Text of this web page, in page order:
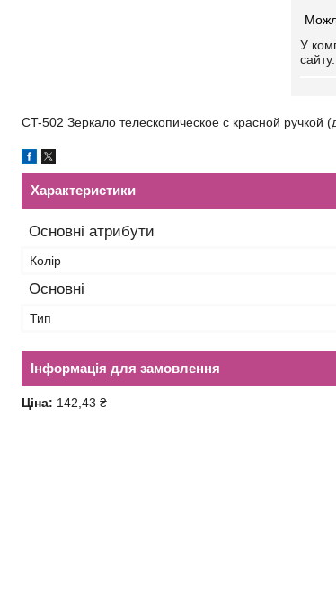
У
сайту.
CT-502 Зеркало телескопическое с красной
Характеристики
Основні атрибути
Колір
Основні
Тип
Інформація для замовлення
Ціна: 142,43 ₴